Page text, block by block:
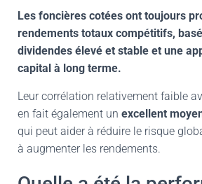
Les foncières cotées ont toujours
rendements totaux compétitifs,
dividendes élevé et stable et une
capital à long terme.
Leur corrélation relativement faible
en fait également un excellent
qui peut aider à réduire le risque
à augmenter les rendements.